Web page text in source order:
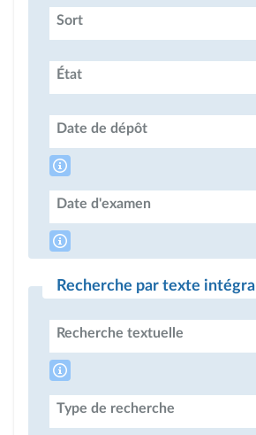
Sort
État
Date de dépôt
Date d'examen
Recherche par texte intégral
Recherche textuelle
Type de recherche